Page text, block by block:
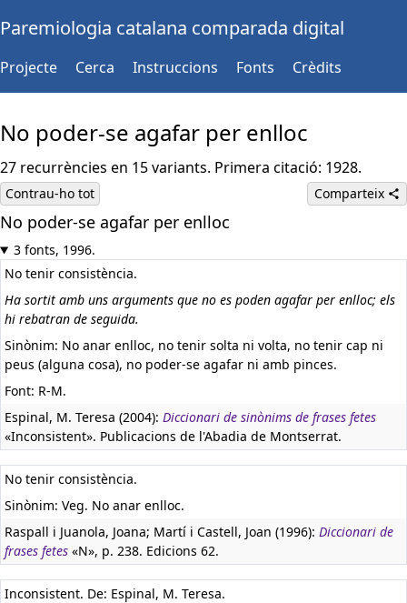
Paremiologia catalana comparada digital
Projecte Cerca Instruccions Fonts Crèdits
No poder-se agafar per enlloc
27 recurrències en 15 variants. Primera citació: 1928.
Contrau-ho tot Comparteix
No poder-se agafar per enlloc
3 fonts, 1996.
No tenir consistència.
Ha sortit amb uns arguments que no es poden agafar per enlloc; els
hi rebatran de seguida.
Sinònim: No anar enlloc, no tenir solta ni volta, no tenir cap ni
peus (alguna cosa), no poder-se agafar ni amb pinces.
Font: R-M.
Espinal, M. Teresa (2004): Diccionari de sinònims de frases fetes
«Inconsistent». Publicacions de l'Abadia de Montserrat.
No tenir consistència.
Sinònim: Veg. No anar enlloc.
Raspall i Juanola, Joana; Martí i Castell, Joan (1996): Diccionari de
frases fetes «N», p. 238. Edicions 62.
Inconsistent. De: Espinal, M. Teresa.